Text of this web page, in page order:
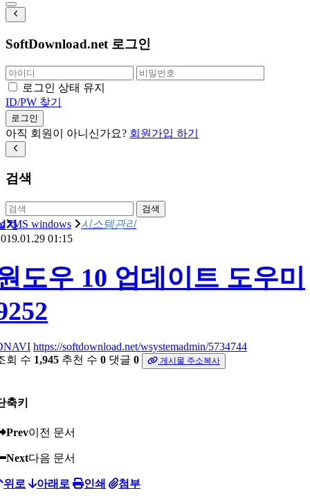
SoftDownload.net 로그인
로그인 상태 유지
ID/PW 찾기
로그인
아직 회원이 아니신가요? 회원가입 하기
검색
검색
MS windows 시스템관리
치
01:15
도우 10 업데이트 도우미
https://softdownload.net/wsystemadmin/5734744
회 수 1,945 추천 수 0 댓글 0 게시물 주소복사
축키
Prev이전 문서
Next다음 문서
위로 아래로 인쇄 첨부